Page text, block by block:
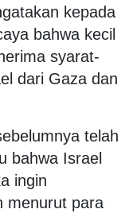
kepada
bahwa kecil
syarat-
dari Gaza dan
telah
bahwa Israel
ingin
menurut para